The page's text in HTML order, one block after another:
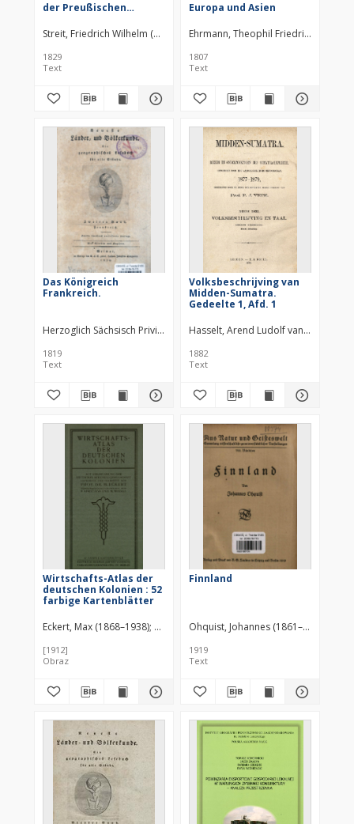
der Preußischen
besonderer Rücksicht
auf den Vortrag in den
Militär-Schulen
Streit, Friedrich Wilhelm (1772–1839) J.-C.-Hinrichs'sche
1829
Text
Europa und Asien
Ehrmann, Theophil Friedrich
1807
Text
Das Königreich
Frankreich.
Herzoglich Sächsisch Privilegirtes Landes-Industrie-Comptoir
1819
Text
Volksbeschrijving van
Midden-Sumatra.
Gedeelte 1, Afd. 1
Hasselt, Arend Ludolf van
1882
Text
Wirtschafts-Atlas der
deutschen Kolonien : 52
farbige Kartenblätter
Eckert, Max (1868–1938) Sprigade, Paul (1863–1925) Moisel, Max
[1912]
Obraz
Finnland
Öhquist, Johannes (1861–1949)
1919
Text